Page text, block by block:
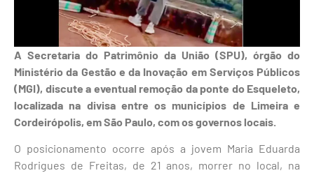
A Secretaria do Patrimônio da União (SPU), órgão do
Ministério da Gestão e da Inovação em Serviços Públicos
(MGI), discute a eventual remoção da ponte do Esqueleto,
localizada na divisa entre os municípios de Limeira e
Cordeirópolis, em São Paulo, com os governos locais.
O posicionamento ocorre após a jovem Maria Eduarda
Rodrigues de Freitas, de 21 anos, morrer no local, na